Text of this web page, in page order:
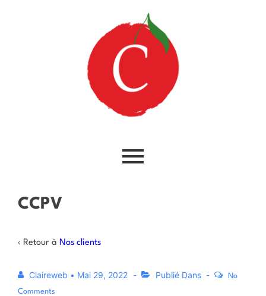
CCPV
‹ Retour à Nos clients
Claireweb • Mai 29, 2022 Publié Dans
No
Comments